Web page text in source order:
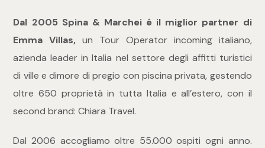
Dal 2005 Spina & Marchei é il miglior partner di
Emma Villas,un Tour Operator incoming italiano,
azienda leader in Italia nel settore degli affitti turistici
di ville e dimore di pregio con piscina privata, gestendo
oltre 650 proprietà in tutta Italia e all’estero, con il
second brand: Chiara Travel.
Dal 2006 accogliamo oltre 55.000 ospiti ogni anno.
Residenziali
Commerciali